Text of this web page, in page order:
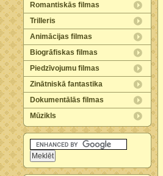
Romantiskās filmas
Trilleris
Animācijas filmas
Biogrāfiskas filmas
Piedzīvojumu filmas
Zinātniskā fantastika
Dokumentālās filmas
Mūzikls